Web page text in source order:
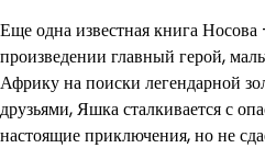
Еще одна известная книга
произведении главный герой,
Африку на поиски легендарной
друзьями, Яшка сталкивается с
настоящие приключения, но не